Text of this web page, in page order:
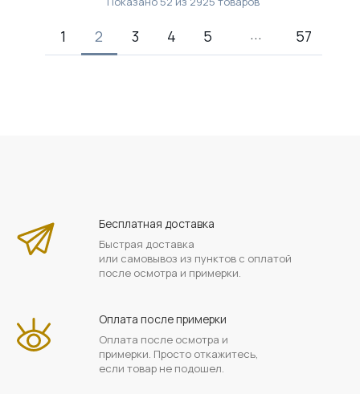
1 2 3 4 5 57
Бесплатная доставка
Быстрая доставка
или самовывоз из пунктов с оплатой
после осмотра и примерки.
Оплата после примерки
Оплата после осмотра и
примерки. Просто откажитесь,
если товар не подошел.